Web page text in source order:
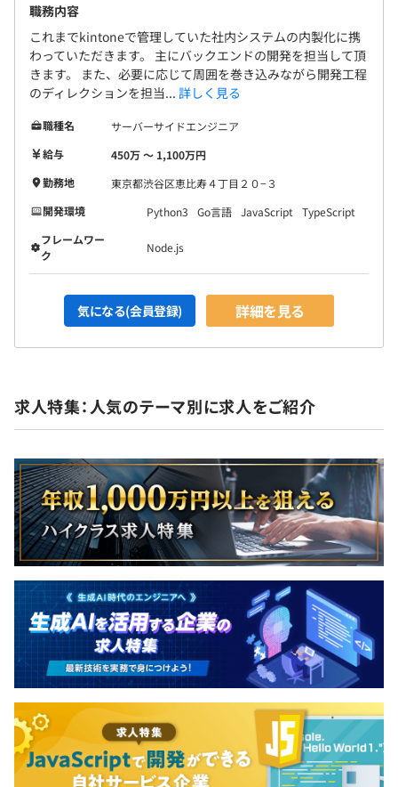
職務内容
これまでkintoneで管理していた社内システムの内製化に携
わっていただきます。 主にバックエンドの開発を担当して頂
きます。 また、必要に応じて周囲を巻き込みながら開発工程
のディレクションを担当... 詳しく見る
職種名
サーバーサイドエンジニア
給与
450万 〜 1,100万円
勤務地
東京都渋谷区恵比寿４丁目２０−３
開発環境
Python3 Go言語 JavaScript
TypeScript
フレームワー
ク
Node.js
気になる(会員登録) 詳細を見る
求人特集：人気のテーマ別に求人をご紹介